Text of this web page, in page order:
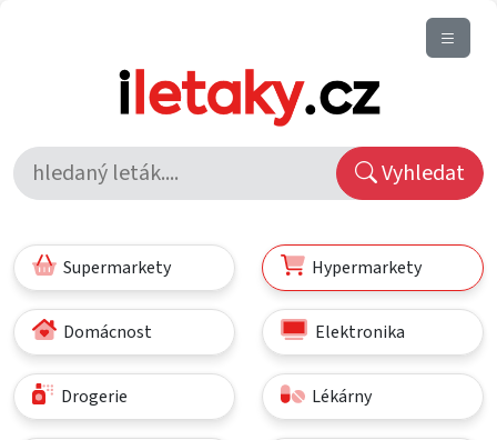
Vyhledat
Supermarkety Hypermarkety
Domácnost Elektronika
Drogerie Lékárny